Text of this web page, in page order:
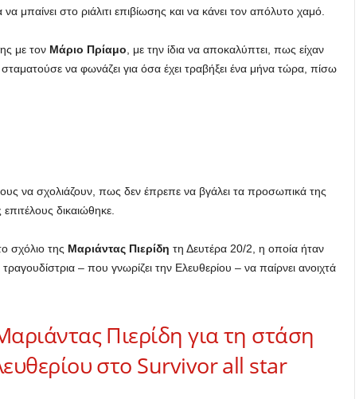
μπαίνει στο ριάλιτι επιβίωσης και να κάνει τον απόλυτο χαμό.
με τον Μάριο Πρίαμο , με την ίδια να αποκαλύπτει, πως είχαν
να φωνάζει για όσα έχει τραβήξει ένα μήνα τώρα, πίσω
να σχολιάζουν, πως δεν έπρεπε να βγάλει τα προσωπικά της
δικαιώθηκε.
σχόλιο της Μαριάντας Πιερίδη τη Δευτέρα 20/2, η οποία ήταν
τραγουδίστρια – που γνωρίζει την Ελευθερίου – να παίρνει ανοιχτά
Πιερίδη για τη στάση
στο Survivor all star